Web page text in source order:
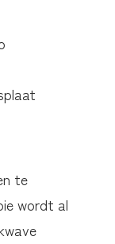
te
wordt al